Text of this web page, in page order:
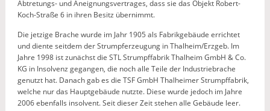
Abtretungs- und Aneignungsvertrages, dass sie das Objekt Robert-
Koch-Straße 6 in ihren Besitz übernimmt.
Die jetzige Brache wurde im Jahr 1905 als Fabrikgebäude errichtet
und diente seitdem der Strumpferzeugung in Thalheim/Erzgeb. Im
Jahre 1998 ist zunächst die STL Strumpffabrik Thalheim GmbH & Co.
KG in Insolvenz gegangen, die noch alle Teile der Industriebrache
genutzt hat. Danach gab es die TSF GmbH Thalheimer Strumpffabrik,
welche nur das Hauptgebäude nutzte. Diese wurde jedoch im Jahre
2006 ebenfalls insolvent. Seit dieser Zeit stehen alle Gebäude leer.